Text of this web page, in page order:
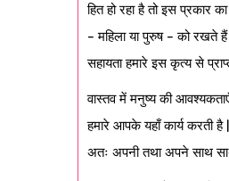
हित हो रहा है तो इस प्रकार
– महिला या पुरुष – को रखते हैं
सहायता हमारे इस कृत्य से
वास्तव में मनुष्य की
हमारे आपके यहाँ कार्य करती है
अतः अपनी तथा अपने साथ साथ